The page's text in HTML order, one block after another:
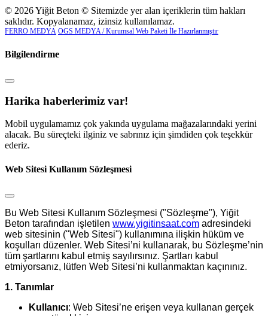
© 2026 Yiğit Beton © Sitemizde yer alan içeriklerin tüm hakları
saklıdır. Kopyalanamaz, izinsiz kullanılamaz.
FERRO MEDYA OGS MEDYA / Kurumsal Web Paketi İle Hazırlanmıştır
Bilgilendirme
Harika haberlerimiz var!
Mobil uygulamamız çok yakında uygulama mağazalarındaki yerini
alacak. Bu süreçteki ilginiz ve sabrınız için şimdiden çok teşekkür
ederiz.
Web Sitesi Kullanım Sözleşmesi
Bu Web Sitesi Kullanım Sözleşmesi ("Sözleşme"), Yiğit
Beton tarafından işletilen www.yigitinsaat.com adresindeki
web sitesinin ("Web Sitesi") kullanımına ilişkin hüküm ve
koşulları düzenler. Web Sitesi’ni kullanarak, bu Sözleşme’nin
tüm şartlarını kabul etmiş sayılırsınız. Şartları kabul
etmiyorsanız, lütfen Web Sitesi’ni kullanmaktan kaçınınız.
1. Tanımlar
Kullanıcı: Web Sitesi’ne erişen veya kullanan gerçek